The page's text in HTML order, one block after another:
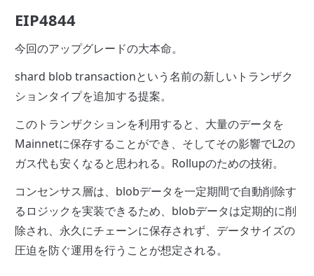
EIP4844
今回のアップグレードの大本命。
shard blob transactionという名前の新しいトランザク
ションタイプを追加する提案。
このトランザクションを利用すると、大量のデータを
Mainnetに保存することができ、そしてその影響でL2の
ガス代も安くなると思われる。Rollupのための技術。
コンセンサス層は、blobデータを一定期間で自動削除す
るロジックを実装できるため、blobデータは定期的に削
除され、永久にチェーンに保存されず、データサイズの
圧迫を防ぐ運用を行うことが想定される。